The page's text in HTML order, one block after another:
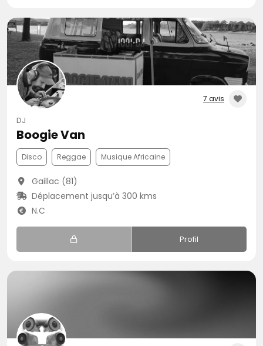
7 avis
DJ
Boogie Van
Disco Reggae Musique Africaine
Gaillac (81)
Déplacement jusqu’à 300 kms
N.C
Profil